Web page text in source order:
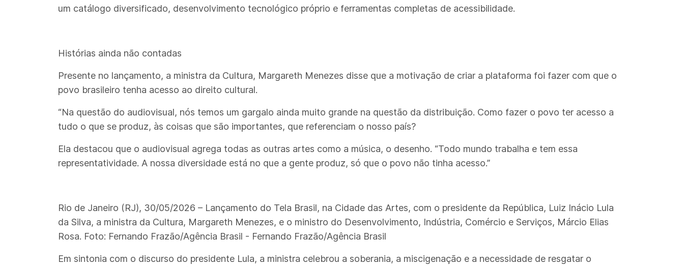
um catálogo diversificado, desenvolvimento tecnológico próprio e ferramentas completas de acessibilidade.
Histórias ainda não contadas
Presente no lançamento, a ministra da Cultura, Margareth Menezes disse que a motivação de criar a plataforma foi fazer com que o
povo brasileiro tenha acesso ao direito cultural.
“Na questão do audiovisual, nós temos um gargalo ainda muito grande na questão da distribuição. Como fazer o povo ter acesso a
tudo o que se produz, às coisas que são importantes, que referenciam o nosso país?
Ela destacou que o audiovisual agrega todas as outras artes como a música, o desenho. “Todo mundo trabalha e tem essa
representatividade. A nossa diversidade está no que a gente produz, só que o povo não tinha acesso.”
Rio de Janeiro (RJ), 30/05/2026 – Lançamento do Tela Brasil, na Cidade das Artes, com o presidente da República, Luiz Inácio Lula
da Silva, a ministra da Cultura, Margareth Menezes, e o ministro do Desenvolvimento, Indústria, Comércio e Serviços, Márcio Elias
Rosa. Foto: Fernando Frazão/Agência Brasil - Fernando Frazão/Agência Brasil
Em sintonia com o discurso do presidente Lula, a ministra celebrou a soberania, a miscigenação e a necessidade de resgatar o